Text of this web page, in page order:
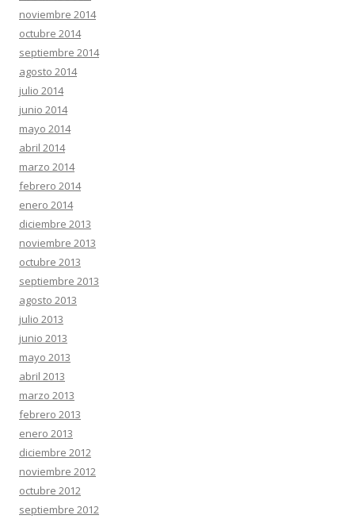
noviembre 2014
octubre 2014
septiembre 2014
agosto 2014
julio 2014
junio 2014
mayo 2014
abril 2014
marzo 2014
febrero 2014
enero 2014
diciembre 2013
noviembre 2013
octubre 2013
septiembre 2013
agosto 2013
julio 2013
junio 2013
mayo 2013
abril 2013
marzo 2013
febrero 2013
enero 2013
diciembre 2012
noviembre 2012
octubre 2012
septiembre 2012